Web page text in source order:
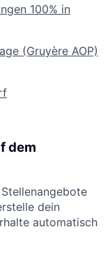
100% in
(Gruyère AOP)
dem
dein
automatisch